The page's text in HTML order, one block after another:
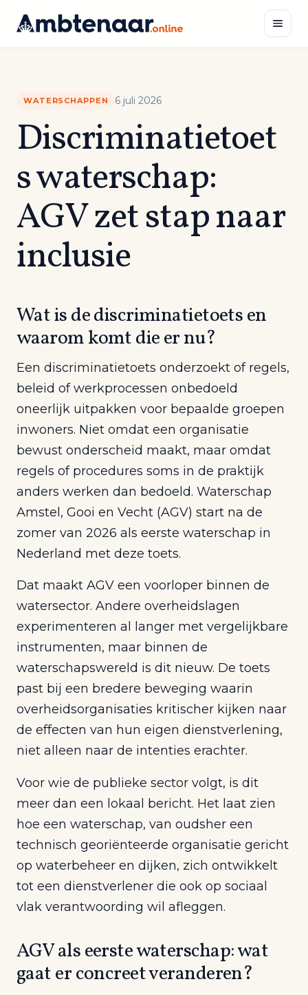
inhoud
WATERSCHAPPEN 6 juli 2026
Discriminatietoet
s waterschap:
AGV zet stap naar
inclusie
Wat is de discriminatietoets en
waarom komt die er nu?
Een discriminatietoets onderzoekt of regels,
beleid of werkprocessen onbedoeld
oneerlijk uitpakken voor bepaalde groepen
inwoners. Niet omdat een organisatie
bewust onderscheid maakt, maar omdat
regels of procedures soms in de praktijk
anders werken dan bedoeld. Waterschap
Amstel, Gooi en Vecht (AGV) start na de
zomer van 2026 als eerste waterschap in
Nederland met deze toets.
Dat maakt AGV een voorloper binnen de
watersector. Andere overheidslagen
experimenteren al langer met vergelijkbare
instrumenten, maar binnen de
waterschapswereld is dit nieuw. De toets
past bij een bredere beweging waarin
overheidsorganisaties kritischer kijken naar
de effecten van hun eigen dienstverlening,
niet alleen naar de intenties erachter.
Voor wie de publieke sector volgt, is dit
meer dan een lokaal bericht. Het laat zien
hoe een waterschap, van oudsher een
technisch georiënteerde organisatie gericht
op waterbeheer en dijken, zich ontwikkelt
tot een dienstverlener die ook op sociaal
vlak verantwoording wil afleggen.
AGV als eerste waterschap: wat
gaat er concreet veranderen?